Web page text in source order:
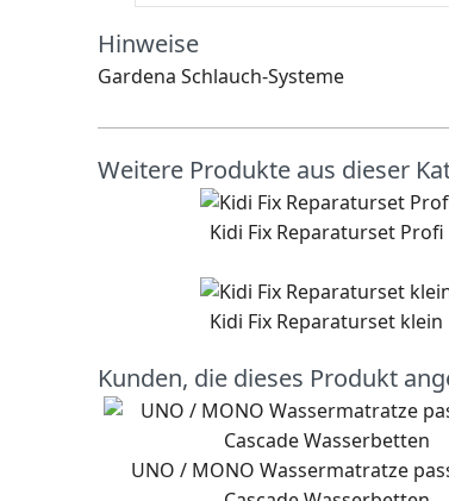
Hinweise
Gardena Schlauch-Systeme
Weitere Produkte aus dieser
Kidi Fix Reparaturset Profi
Kidi Fix Reparaturset klein
Kunden, die dieses Produkt
UNO / MONO Wassermatratze